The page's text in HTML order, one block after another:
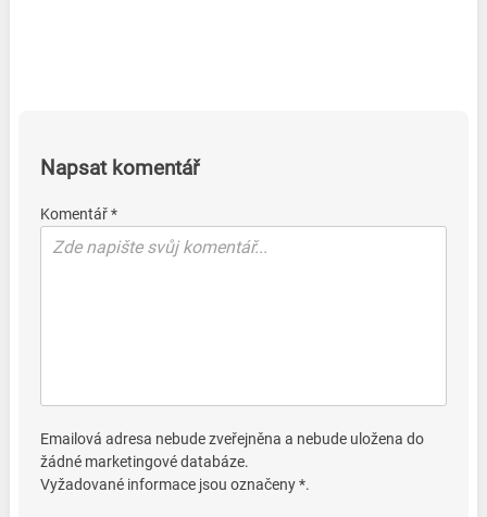
Napsat komentář
Komentář *
Emailová adresa nebude zveřejněna a nebude uložena do
žádné marketingové databáze.
Vyžadované informace jsou označeny *.